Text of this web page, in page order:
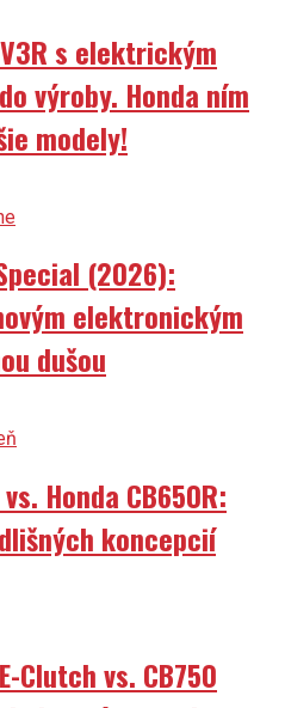
s elektrickým
výroby. Honda ním
modely!
(2026):
elektronickým
dušou
Honda CB650R:
koncepcií
Clutch vs. CB750